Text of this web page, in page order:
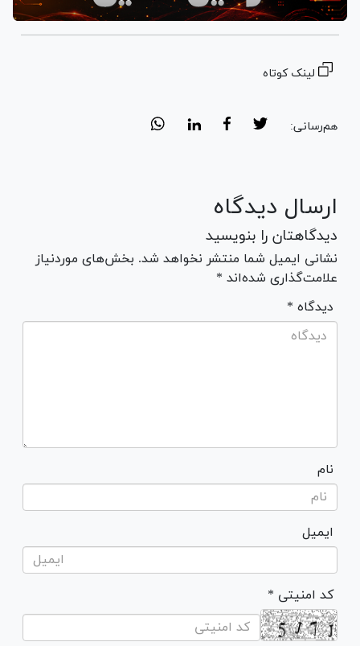
لینک کوتاه
هم‌رسانی:
ارسال دیدگاه
دیدگاهتان را بنویسید
نشانی ایمیل شما منتشر نخواهد شد. بخش‌های موردنیاز
علامت‌گذاری شده‌اند *
* دیدگاه
نام
ایمیل
* کد امنیتی